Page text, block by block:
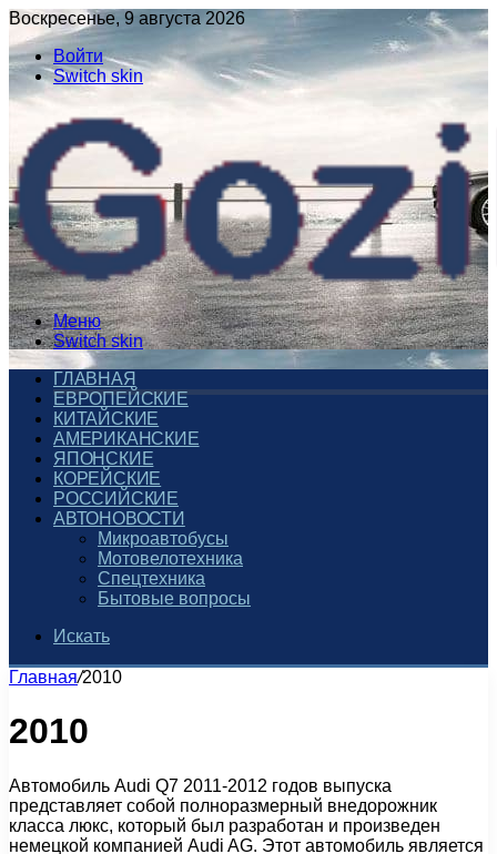
Воскресенье, 9 августа 2026
Войти
Switch skin
Меню
Switch skin
ГЛАВНАЯ
ЕВРОПЕЙСКИЕ
КИТАЙСКИЕ
АМЕРИКАНСКИЕ
ЯПОНСКИЕ
КОРЕЙСКИЕ
РОССИЙСКИЕ
АВТОНОВОСТИ
Микроавтобусы
Мотовелотехника
Спецтехника
Бытовые вопросы
Искать
Главная/2010
2010
Автомобиль Audi Q7 2011-2012 годов выпуска
представляет собой полноразмерный внедорожник
класса люкс, который был разработан и произведен
немецкой компанией Audi AG. Этот автомобиль является